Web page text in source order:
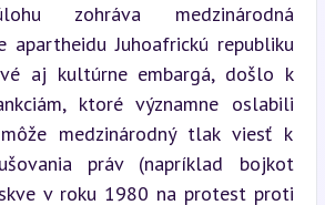
zohráva medzinárodná
apartheidu Juhoafrickú republiku
aj kultúrne embargá, došlo k
ktoré významne oslabili
medzinárodný tlak viesť k
práv (napríklad bojkot
v roku 1980 na protest proti